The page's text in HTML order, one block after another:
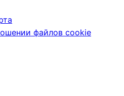
файлов cookie